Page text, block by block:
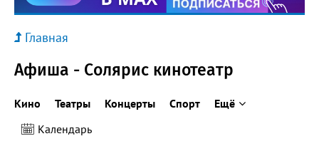
Главная
Афиша - Солярис кинотеатр
Кино Театры Концерты Спорт
Ещё
Календарь